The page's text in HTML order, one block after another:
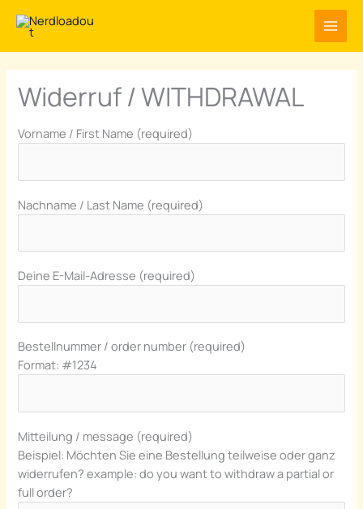
Inhalt
Widerruf / WITHDRAWAL
Vorname / First Name (required)
Nachname / Last Name (required)
Deine E-Mail-Adresse (required)
Bestellnummer / order number (required)
Format: #1234
Mitteilung / message (required)
Beispiel: Möchten Sie eine Bestellung teilweise oder ganz
widerrufen? example: do you want to withdraw a partial or
full order?